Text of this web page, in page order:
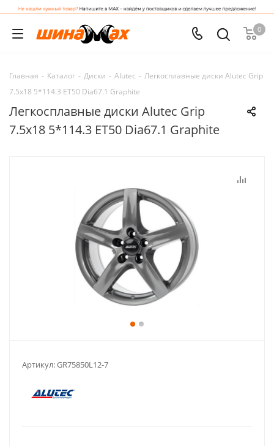
0
Главная - Каталог - Диски - Alutec - Легкосплавные диски Alutec Grip
7.5x18 5*114.3 ET50 Dia67.1 Graphite
Легкосплавные диски Alutec Grip
7.5x18 5*114.3 ET50 Dia67.1 Graphite
Артикул:GR75850L12-7